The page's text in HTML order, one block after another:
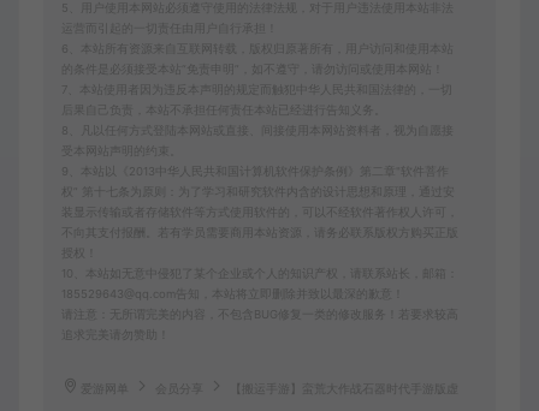
5、用户使用本网站必须遵守使用的法律法规，对于用户违法使用本站非法
6、本站所有资源来自互联网转载，版权归原著所有，用户访问和使用本站
的条件是必须接受本站“免责申明”，如不遵守，请勿访问或使用本网站！
7、本站使用者因为违反本声明的规定而触犯中华人民共和国法律的，一切
后果自己负责，本站不承担任何责任本站已经进行告知义务。
8、凡以任何方式登陆本网站或直接、间接使用本网站资料者，视为自愿接
受本网站声明的约束。
9、本站以《2013中华人民共和国计算机软件保护条例》第二章"软件菩作
权” 第十七条为原则：为了学习和研究软件内含的设计思想和原理，通过安
装显示传输或者存储软件等方式使用软件的，可以不经软件著作权人许可，
不向其支付报酬。若有学员需要商用本站资源，请务必联系版权方购买正版
10、本站如无意中侵犯了某个企业或个人的知识产权，请联系站长，邮箱：
185529643@qq.com告知，本站将立即删除并致以最深的歉意！
请注意：无所谓完美的内容，不包含BUG修复一类的修改服务！若要求较高
追求完美请勿赞助！
爱游网单